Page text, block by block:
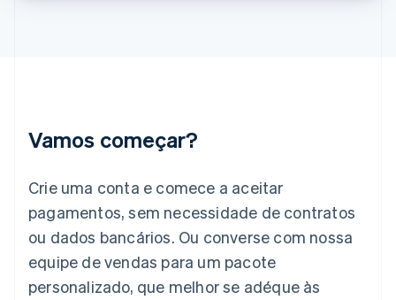
Vamos começar?
Crie uma conta e comece a aceitar
pagamentos, sem necessidade de contratos
ou dados bancários. Ou converse com nossa
equipe de vendas para um pacote
personalizado, que melhor se adéque às
日本語English
Liechtenstein
DeutschEnglish
Lituânia
English
Luxemburgo
FrançaisDeutsch English